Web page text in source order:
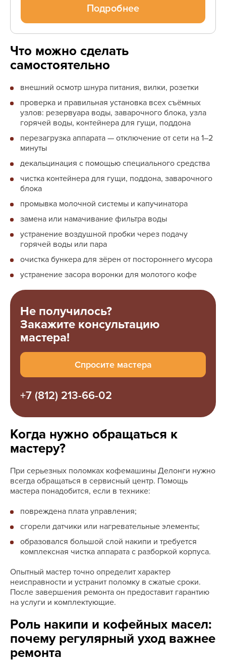
Подробнее
Что можно сделать
самостоятельно
внешний осмотр шнура питания, вилки, розетки
проверка и правильная установка всех съёмных
узлов: резервуара воды, заварочного блока, узла
горячей воды, контейнера для гущи, поддона
перезагрузка аппарата — отключение от сети на 1–2
минуты
декальцинация с помощью специального средства
чистка контейнера для гущи, поддона, заварочного
блока
промывка молочной системы и капучинатора
замена или намачивание фильтра воды
устранение воздушной пробки через подачу
горячей воды или пара
очистка бункера для зёрен от постороннего мусора
устранение засора воронки для молотого кофе
Не получилось?
Закажите консультацию
мастера!
Спросите мастера
+7 (812) 213-66-02
Когда нужно обращаться к
мастеру?
При серьезных поломках кофемашины Делонги нужно
всегда обращаться в сервисный центр. Помощь
мастера понадобится, если в технике:
повреждена плата управления;
сгорели датчики или нагревательные элементы;
образовался большой слой накипи и требуется
комплексная чистка аппарата с разборкой корпуса.
Опытный мастер точно определит характер
неисправности и устранит поломку в сжатые сроки.
После завершения ремонта он предоставит гарантию
на услуги и комплектующие.
Роль накипи и кофейных масел:
почему регулярный уход важнее
ремонта